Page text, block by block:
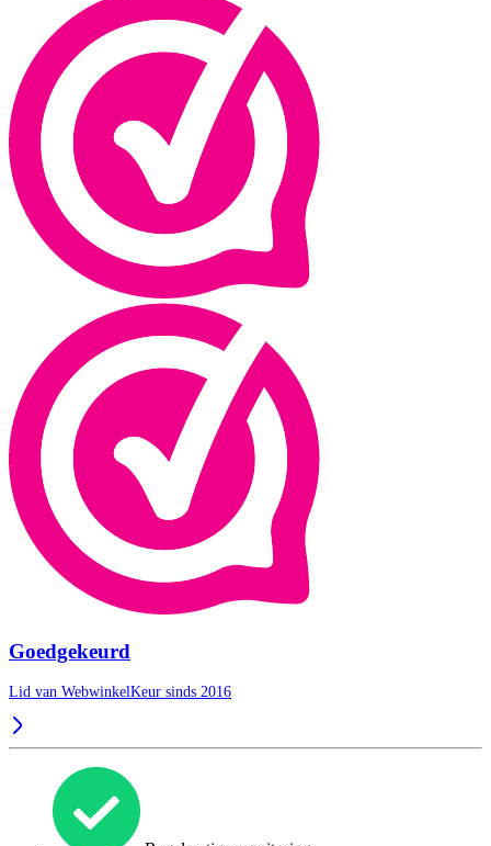
Goedgekeurd
Lid van WebwinkelKeur sinds 2016